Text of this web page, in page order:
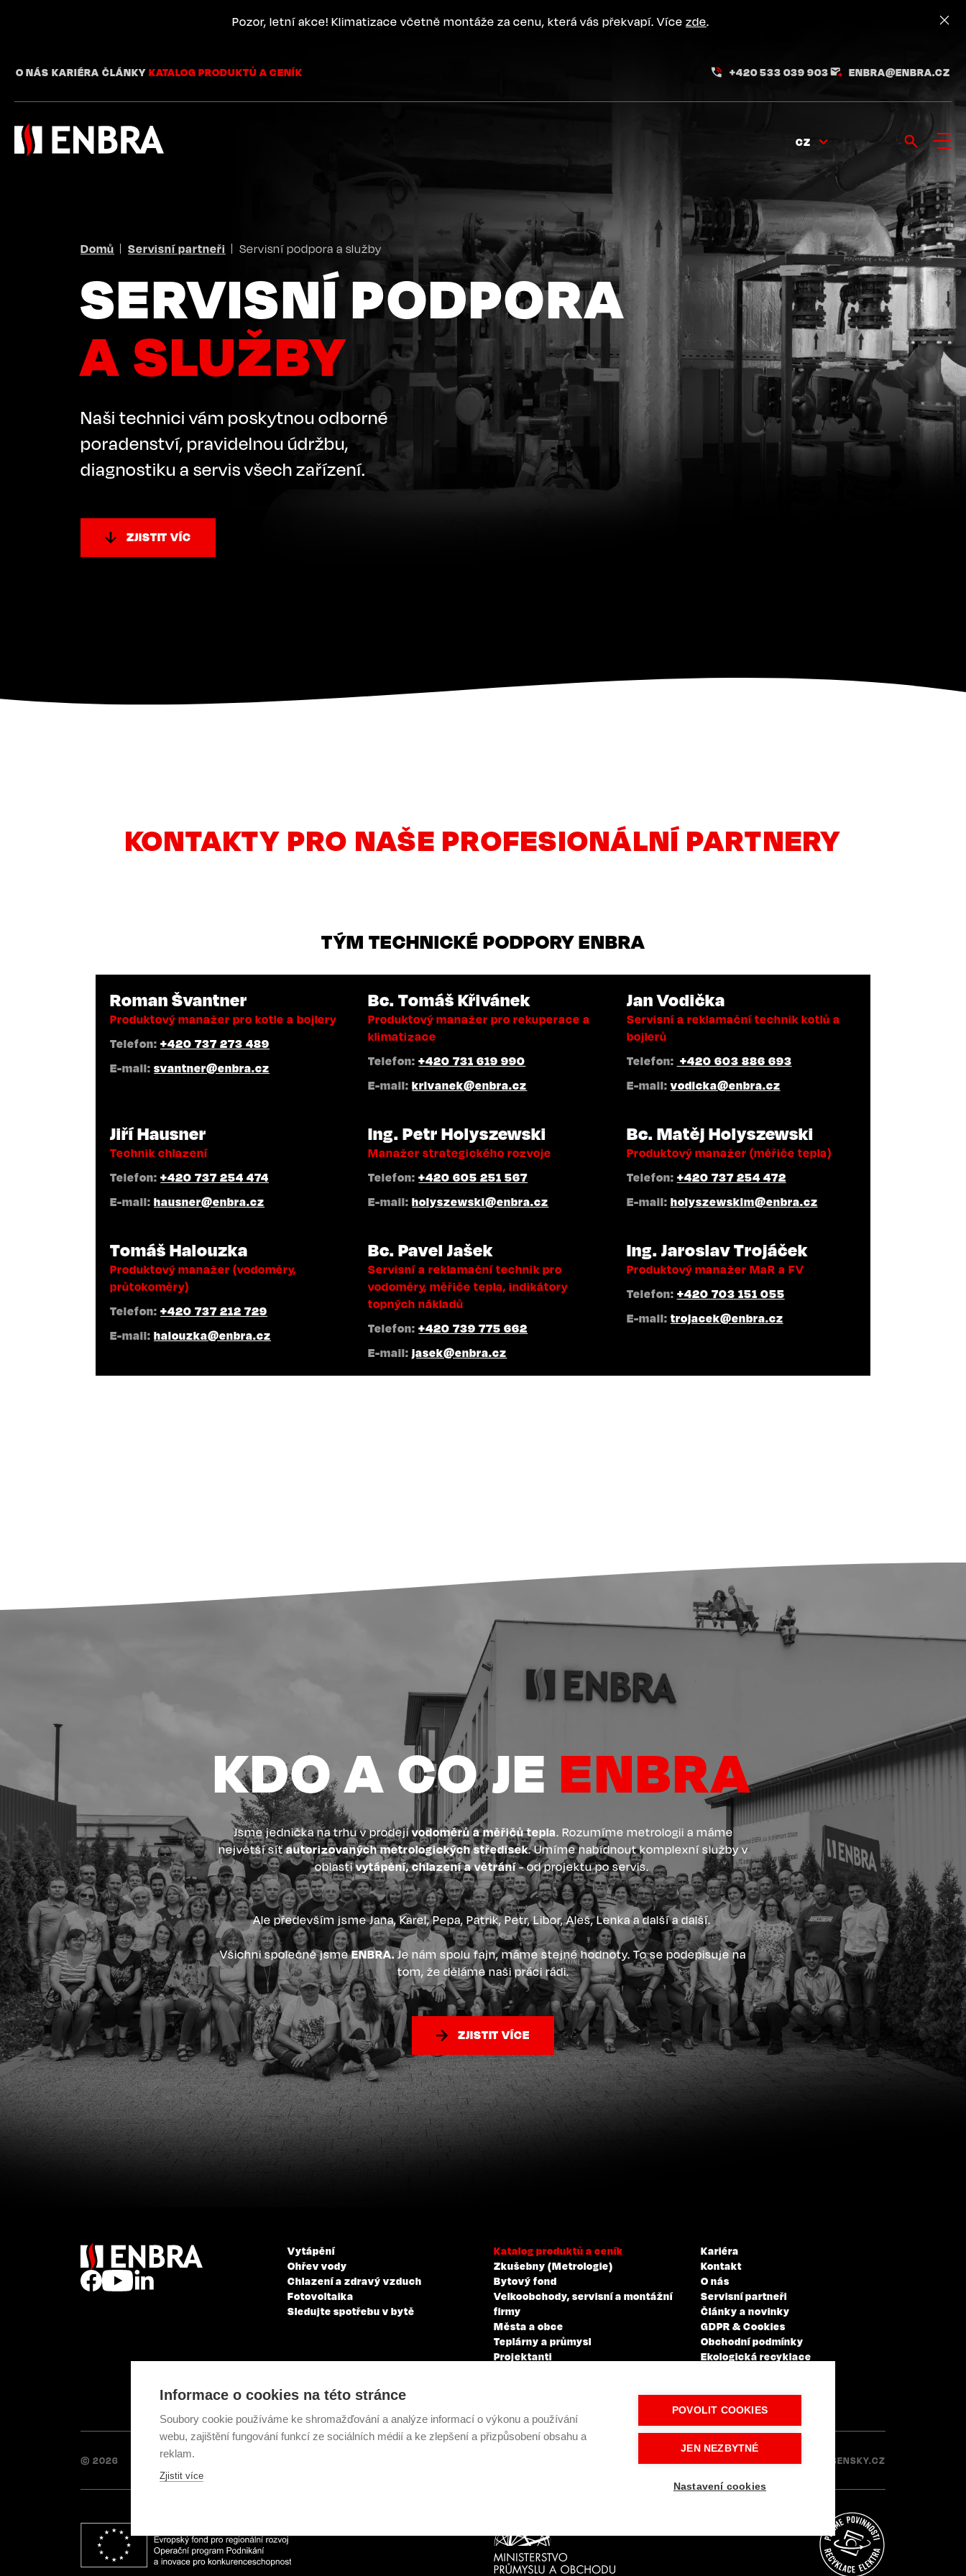
Pozor, letní akce! Klimatizace včetně montáže za cenu, která vás překvapí. Více zde.
O NÁS KARIÉRA ČLÁNKY KATALOG PRODUKTŮ A CENÍK +420 533 039 903 ENBRA@ENBRA.CZ
CZ
DROBEČKOVÁ
NAVIGACE
Domů Servisní partneři Servisní podpora a služby
SERVISNÍ PODPORA
A SLUŽBY
Naši technici vám poskytnou odborné
poradenství, pravidelnou údržbu,
diagnostiku a servis všech zařízení.
ZJISTIT VÍC
KONTAKTY PRO NAŠE PROFESIONÁLNÍ PARTNERY
TÝM TECHNICKÉ PODPORY ENBRA
Roman Švantner
Produktový manažer pro kotle a bojlery
Telefon:+420 737 273 489
E-mail:svantner@enbra.cz
Bc. Tomáš Křivánek
Produktový manažer pro rekuperace a
klimatizace
Telefon:+420 731 619 990
E-mail:krivanek@enbra.cz
Jan Vodička
Servisní a reklamační technik kotlů a
bojlerů
Telefon: +420 603 886 693
E-mail:vodicka@enbra.cz
Jiří Hausner
Technik chlazení
Telefon:+420 737 254 474
E-mail:hausner@enbra.cz
Ing. Petr Holyszewski
Manažer strategického rozvoje
Telefon:+420 605 251 567
E-mail:holyszewski@enbra.cz
Bc. Matěj Holyszewski
Produktový manažer (měřiče tepla)
Telefon: +420 737 254 472
E-mail: holyszewskim@enbra.cz
Tomáš Halouzka
Produktový manažer (vodoměry,
průtokoměry)
Telefon:+420 737 212 729
E-mail:halouzka@enbra.cz
Bc. Pavel Jašek
Servisní a reklamační technik pro
vodoměry, měřiče tepla, indikátory
topných nákladů
Telefon:+420 739 775 662
E-mail:jasek@enbra.cz
Ing. Jaroslav Trojáček
Produktový manažer MaR a FV
Telefon: +420 703 151 055
E-mail: trojacek@enbra.cz
KDO A CO JE ENBRA
Jsme jednička na trhu v prodejivodoměrů a měřičů tepla. Rozumíme metrologii a máme
největší síťautorizovaných metrologických středisek. Umíme nabídnout komplexní služby v
oblastivytápění, chlazení a větrání- od projektu po servis.
Ale především jsme Jana, Karel, Pepa, Patrik, Petr, Libor, Aleš, Lenka a další a další.
Všichni společně jsmeENBRA.Je nám spolu fajn, máme stejné hodnoty. To se podepisuje na
tom, že děláme naši práci rádi.
ZJISTIT VÍCE
Vytápění
Ohřev vody
Chlazení a zdravý vzduch
Fotovoltaika
Sledujte spotřebu v bytě
Katalog produktů a ceník
Zkušebny (Metrologie)
Bytový fond
Velkoobchody, servisní a montážní
firmy
Města a obce
Teplárny a průmysl
Projektanti
Kariéra
Kontakt
O nás
Servisní partneři
Články a novinky
GDPR & Cookies
Obchodní podmínky
Ekologická recyklace
© 2026 LESENSKY.CZ
Informace o cookies na této stránce
Soubory cookie používáme ke shromažďování a analýze informací o výkonu a používání
webu, zajištění fungování funkcí ze sociálních médií a ke zlepšení a přizpůsobení obsahu a
reklam.
Zjistit více
POVOLIT COOKIES
JEN NEZBYTNÉ
Nastavení cookies